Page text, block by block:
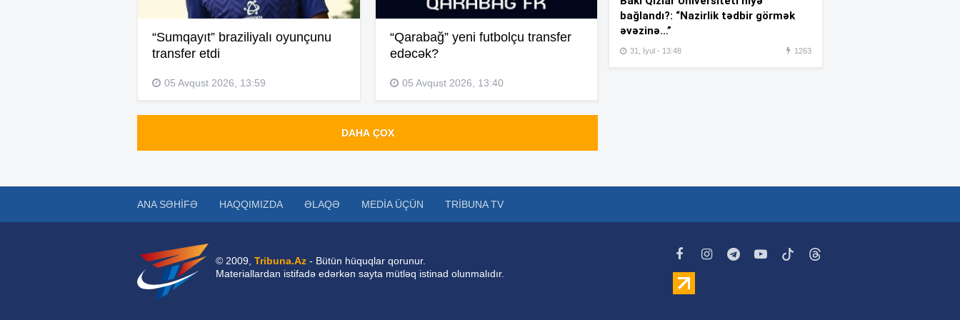
“Sumqayıt” braziliyalı oyunçunu
transfer etdi
05 Avqust 2026, 13:59
“Qarabağ” yeni futbolçu transfer
edəcək?
05 Avqust 2026, 13:40
DAHA ÇOX
hücum – 4 nəfər xəsarət aldı
20:07
vasitələrin və oksigen qazının
yoxdur” –
Milevski
Zəng yox, mesaj:
niyə danışmaq əvəzinə
bağlandı?: “Nazirlik tədbir görmək
əvəzinə…”
31, İyul - 13:48 1263
ANA SƏHIFƏ HAQQIMIZDA ƏLAQƏ MEDIA ÜÇÜN TRIBUNA TV
© 2009, Tribuna.Az - Bütün hüquqlar qorunur.
Materiallardan istifadə edərkən sayta mütləq istinad olunmalıdır.